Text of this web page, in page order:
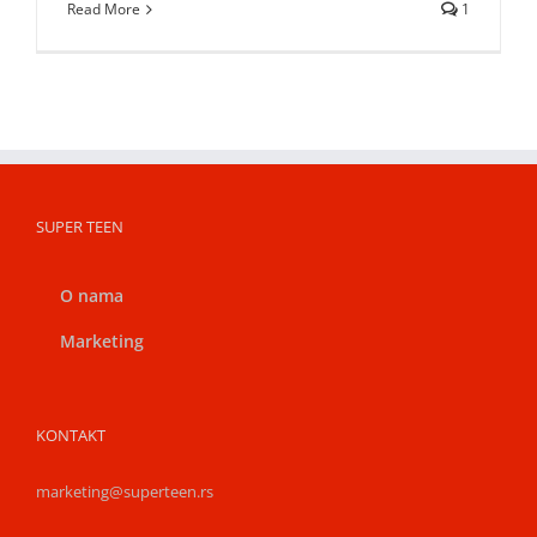
Read More 1
SUPER TEEN
O nama
Marketing
KONTAKT
marketing@superteen.rs